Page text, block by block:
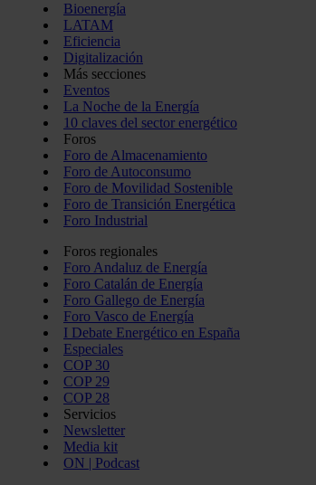
Bioenergía
LATAM
Eficiencia
Digitalización
Más secciones
Eventos
La Noche de la Energía
10 claves del sector energético
Foros
Foro de Almacenamiento
Foro de Autoconsumo
Foro de Movilidad Sostenible
Foro de Transición Energética
Foro Industrial
Foros regionales
Foro Andaluz de Energía
Foro Catalán de Energía
Foro Gallego de Energía
Foro Vasco de Energía
I Debate Energético en España
Especiales
COP 30
COP 29
COP 28
Servicios
Newsletter
Media kit
ON | Podcast